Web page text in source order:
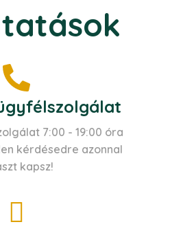
7:00 - 19:00 óra
kérdésedre azonnal
kapsz!